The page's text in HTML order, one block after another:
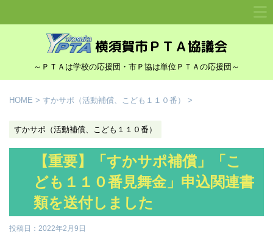
～ＰＴＡは学校の応援団・市Ｐ協は単位ＰＴＡの応援団～
HOME > すかサポ（活動補償、こども１１０番） >
すかサポ（活動補償、こども１１０番）
【重要】「すかサポ補償」「こ
ども１１０番見舞金」申込関連書
類を送付しました
投稿日： 2022年2月9日